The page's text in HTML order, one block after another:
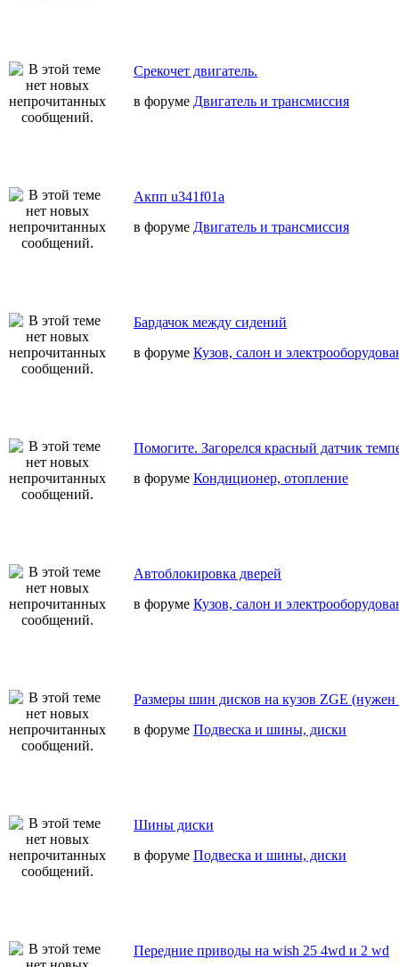
Срекочет двигатель.
в форуме Двигатель и трансмиссия
Акпп u341f01a
в форуме Двигатель и трансмиссия
Бардачок между сидений
в форуме Кузов, салон и
Помогите. Загорелся красный датчик
в форуме Кондиционер, отопление
Автоблокировка дверей
в форуме Кузов, салон и
Размеры шин дисков на кузов ZGE (нужен
в форуме Подвеска и шины, диски
Шины диски
в форуме Подвеска и шины, диски
Передние приводы на wish 25 4wd и 2 wd